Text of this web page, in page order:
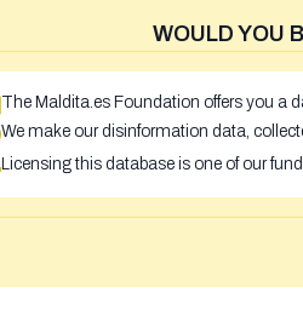
WOULD YOU
The Maldita.es Foundation offers you a
We make our disinformation data,
Licensing this database is one of our